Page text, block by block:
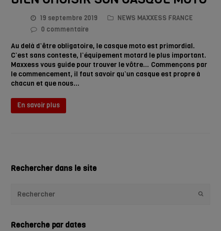
19 septembre 2019
NEWS MAXXESS FRANCE
0 commentaire
Au delà d’être obligatoire, le casque moto est primordial.
C’est sans conteste, l’équipement motard le plus important.
Maxxess vous guide pour trouver le vôtre… Commençons par
le commencement, il faut savoir qu’un casque est propre à
chacun et que nous…
En savoir plus
Rechercher dans le site
Recherche par dates